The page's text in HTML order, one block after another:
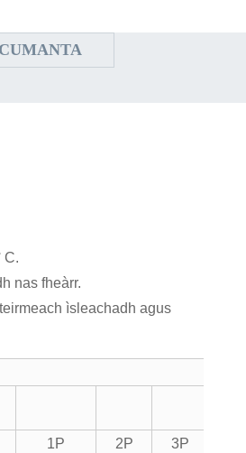
С.
nas fheàrr.
ìsleachadh agus
1P 2P 3P